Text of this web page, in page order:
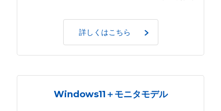
詳しくはこちら
Windows11＋モニタモデル